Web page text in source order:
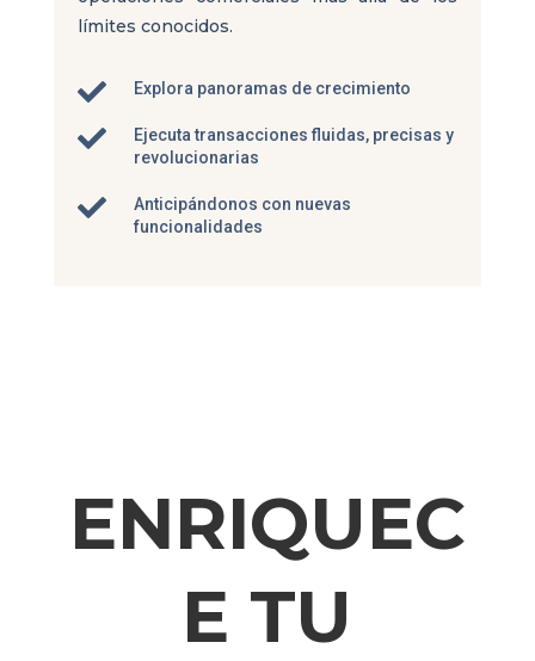
límites conocidos.
 Explora panoramas de crecimiento

Ejecuta transacciones fluidas, precisas y
revolucionarias

Anticipándonos con nuevas
funcionalidades
ENRIQUEC
E TU